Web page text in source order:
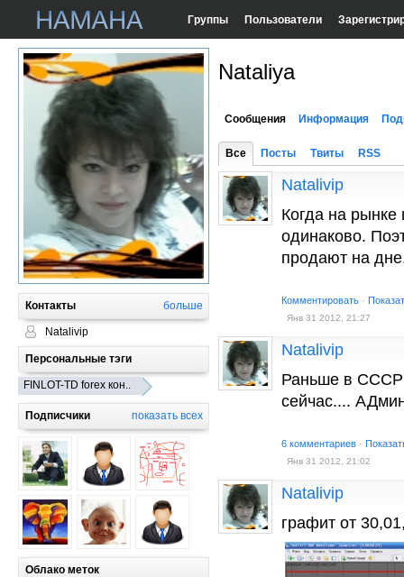
Группы Пользователи
Контакты больше
Natalivip
Персональные тэги
FINLOT-TD forex кон..
Подписчики показать всех
Облако меток
Nataliya
Сообщения Информация
Все Посты Твиты RSS
Natalivip
Когда на
одинаково.
продают на
Комментировать ·
Янв 31 2012, 21:27
Natalivip
Раньше в СССР
сейчас....
6 комментариев ·
Янв 31 2012, 21:02
Natalivip
графит от